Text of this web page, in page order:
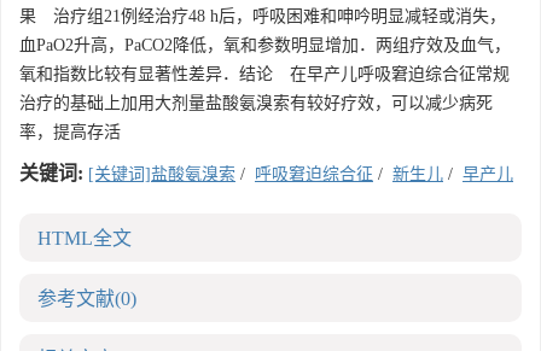
果 治疗组21例经治疗48 h后，呼吸困难和呻吟明显减轻或消失，
血PaO2升高，PaCO2降低，氧和参数明显增加．两组疗效及血气，
氧和指数比较有显著性差异．结论 在早产儿呼吸窘迫综合征常规
治疗的基础上加用大剂量盐酸氨溴索有较好疗效，可以减少病死
率，提高存活
关键词: [关键词]盐酸氨溴索 / 呼吸窘迫综合征 / 新生儿 / 早产儿
HTML全文
参考文献(0)